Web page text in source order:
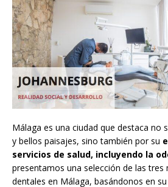
Málaga es una ciudad que destaca no
y bellos paisajes, sino también por su
servicios de salud, incluyendo la
presentamos una selección de las tres
dentales en Málaga, basándonos en